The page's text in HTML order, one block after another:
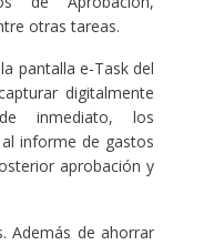
otras tareas.
pantalla e-Task del
digitalmente
inmediato, los
informe de gastos
aprobación y
Además de ahorrar